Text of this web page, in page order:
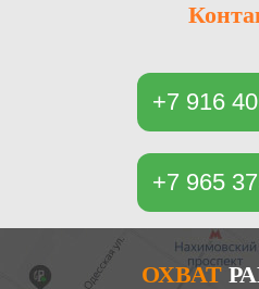
+7 916
+7 965
ОХВАТ